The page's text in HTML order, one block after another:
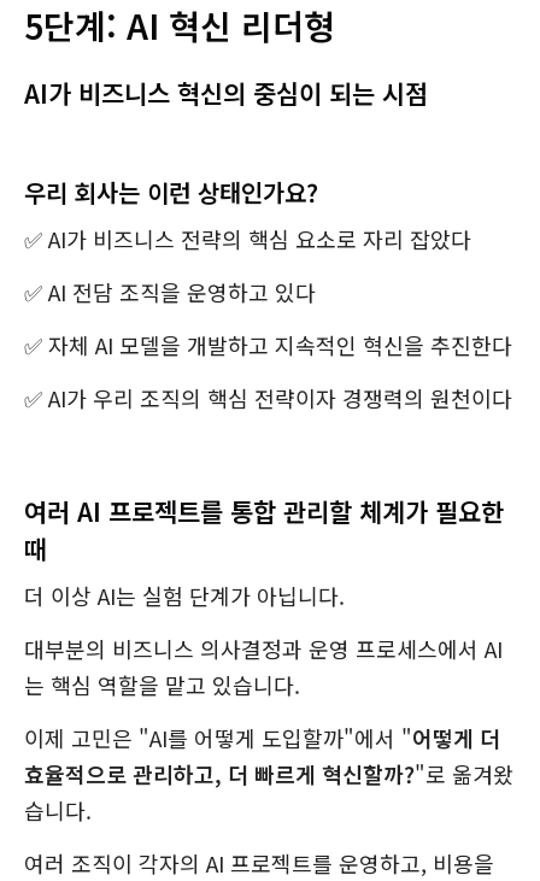
5단계: AI 혁신 리더형
AI가 비즈니스 혁신의 중심이 되는 시점
우리 회사는 이런 상태인가요?
✅ AI가 비즈니스 전략의 핵심 요소로 자리 잡았다
✅ AI 전담 조직을 운영하고 있다
✅ 자체 AI 모델을 개발하고 지속적인 혁신을 추진한다
✅ AI가 우리 조직의 핵심 전략이자 경쟁력의 원천이다
여러 AI 프로젝트를 통합 관리할 체계가 필요한
때
더 이상 AI는 실험 단계가 아닙니다.
대부분의 비즈니스 의사결정과 운영 프로세스에서 AI
는 핵심 역할을 맡고 있습니다.
이제 고민은 "AI를 어떻게 도입할까"에서 "어떻게 더
효율적으로 관리하고, 더 빠르게 혁신할까?"로 옮겨왔
습니다.
여러 조직이 각자의 AI 프로젝트를 운영하고, 비용을